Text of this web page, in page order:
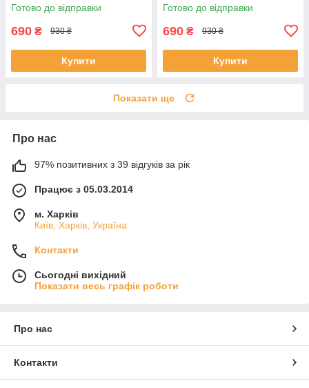
Готово до відправки
690 ₴ 930 ₴
Купити
Готово до відправки
690 ₴ 930 ₴
Купити
Показати ще
Про нас
97% позитивних з 39 відгуків за рік
Працює з 05.03.2014
м. Харків
Київ, Харків, Україна
Контакти
Сьогодні вихідний
Показати весь графік роботи
Про нас
Контакти